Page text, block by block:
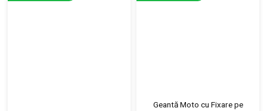
Geantă Moto cu Fixare pe